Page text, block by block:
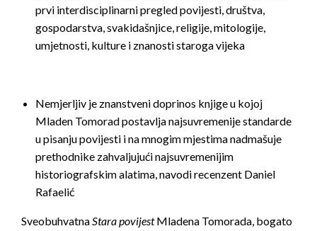
prvi interdisciplinarni pregled povijesti, društva,
gospodarstva, svakidašnjice, religije, mitologije,
umjetnosti, kulture i znanosti staroga vijeka
Nemjerljiv je znanstveni doprinos knjige u kojoj
Mladen Tomorad postavlja najsuvremenije standarde
u pisanju povijesti i na mnogim mjestima nadmašuje
prethodnike zahvaljujući najsuvremenijim
historiografskim alatima, navodi recenzent Daniel
Rafaelić
SveobuhvatnaStara povijestMladena Tomorada, bogato